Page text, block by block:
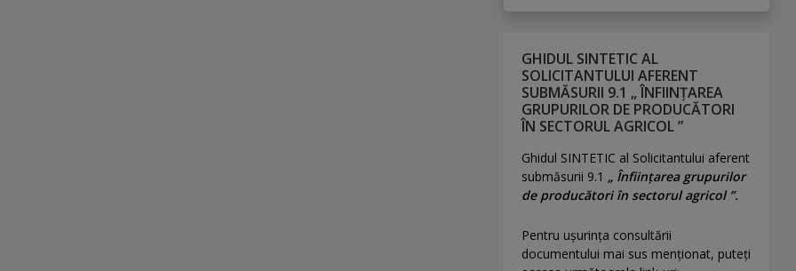
GHIDUL SINTETIC AL
SOLICITANTULUI AFERENT
SUBMĂSURII 9.1 „ ÎNFIINȚAREA
GRUPURILOR DE PRODUCĂTORI
ÎN SECTORUL AGRICOL ”
Ghidul SINTETIC al Solicitantului aferent
submăsurii 9.1 „ Înființarea grupurilor
de producători în sectorul agricol ”.
Pentru uşurinţa consultării
documentului mai sus menţionat, puteţi